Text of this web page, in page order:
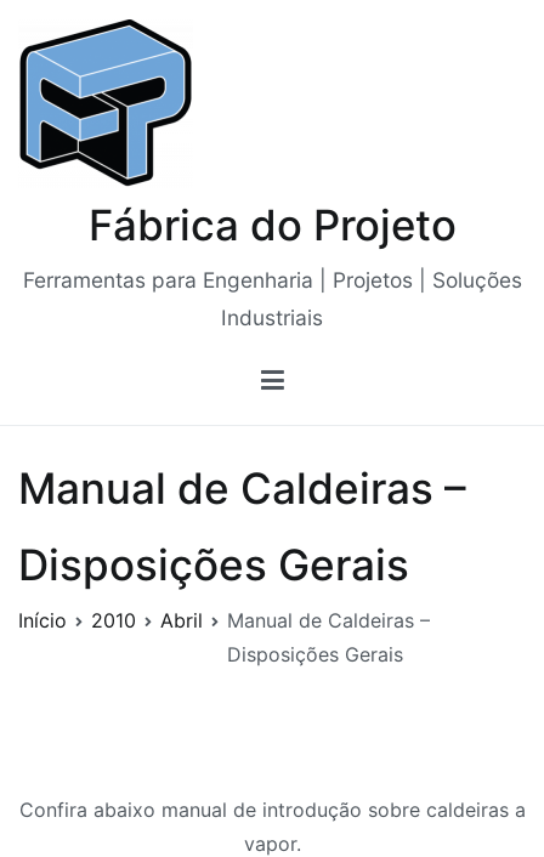
para
conteúdo
Fábrica do Projeto
Ferramentas para Engenharia | Projetos | Soluções
Industriais
Manual de Caldeiras –
Disposições Gerais
Início 2010 Abril
Manual de Caldeiras –
Disposições Gerais
Confira abaixo manual de introdução sobre caldeiras a
vapor.